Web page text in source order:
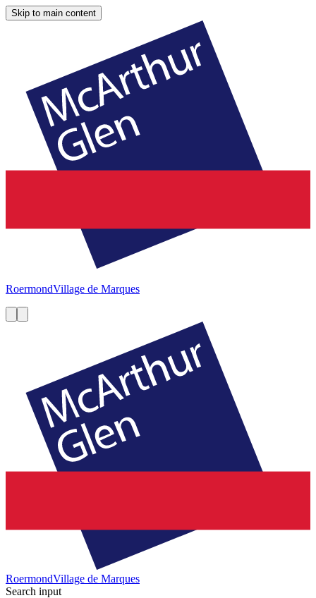
Skip to main content
RoermondVillage de Marques
RoermondVillage de Marques
Search input